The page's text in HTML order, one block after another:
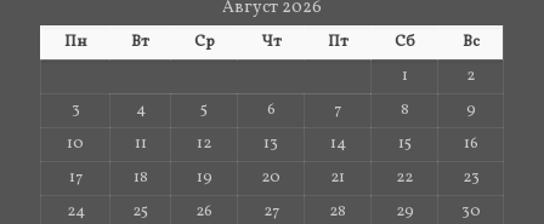
Август 2026
Пн Вт Ср Чт Пт Сб
Вс
1
2
3
4 5 6 7 8
9
10
11 12 13 14 15
16
17
18 19 20 21 22
23
24
25 26 27 28 29
30